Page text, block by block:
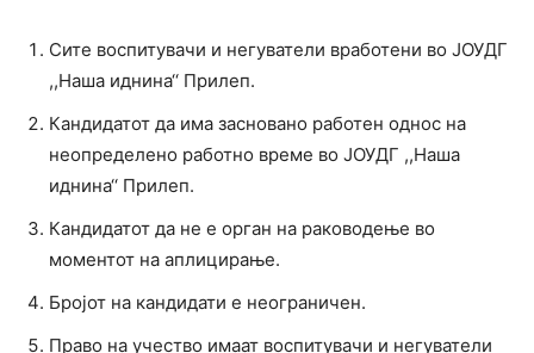
Сите воспитувачи и негуватели вработени во ЈОУДГ
,,Наша иднина‘‘ Прилеп.
Кандидатот да има засновано работен однос на
неопределено работно време во ЈОУДГ ,,Наша
иднина‘‘ Прилеп.
Кандидатот да не е орган на раководење во
моментот на аплицирање.
Бројот на кандидати е неограничен.
Право на учество имаат воспитувачи и негуватели